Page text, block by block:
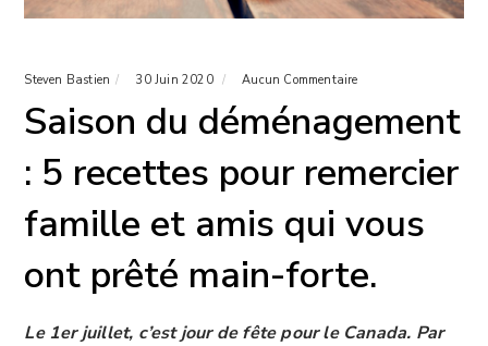
Steven Bastien 30 Juin 2020 Aucun Commentaire
Saison du déménagement
: 5 recettes pour remercier
famille et amis qui vous
ont prêté main-forte.
Le 1er juillet, c’est jour de fête pour le Canada. Par